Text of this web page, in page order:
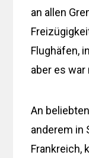
an allen
Flughäfen,
aber es
An
anderem in
Frankreich,